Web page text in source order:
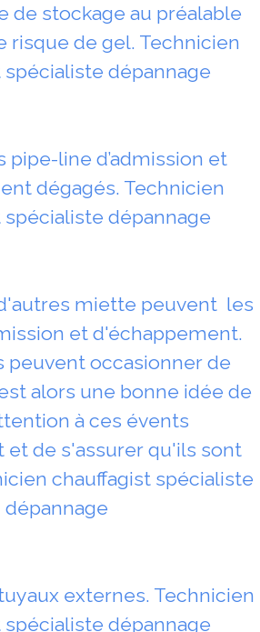
de stockage au préalable
risque de gel. Technicien
spécialiste dépannage
pipe-line d’admission et
dégagés. Technicien
spécialiste dépannage
miette peuvent les
et d'échappement.
peuvent occasionner de
alors une bonne idée de
à ces évents
de s'assurer qu'ils sont
chauffagist spécialiste
dépannage
externes. Technicien
spécialiste dépannage